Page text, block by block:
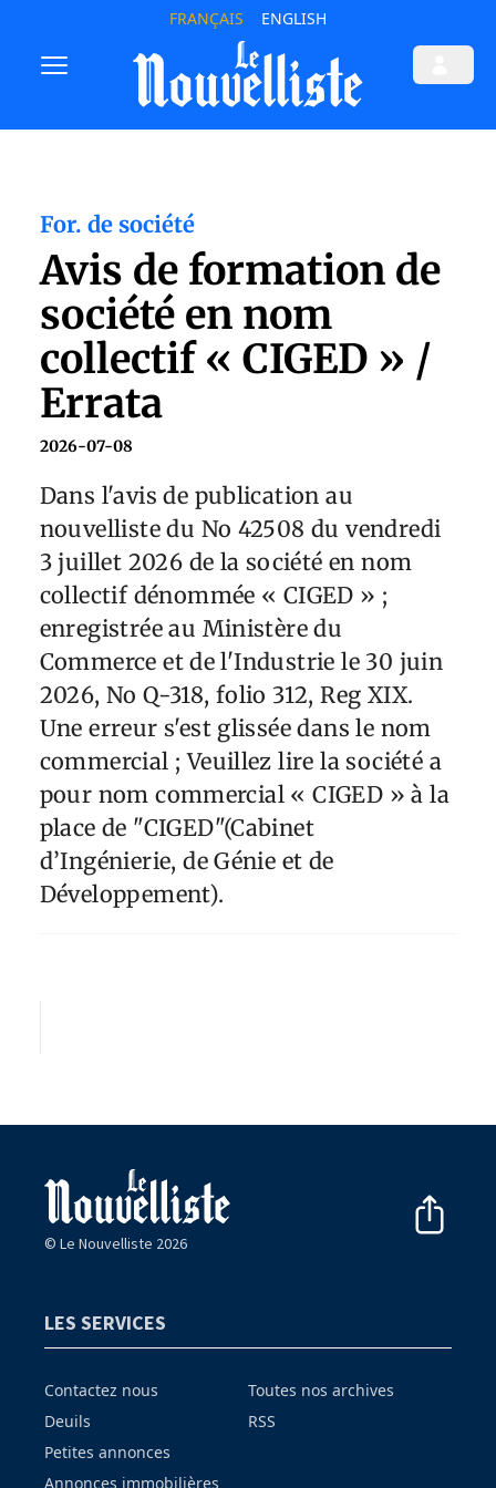
FRANÇAIS ENGLISH
For. de société
Avis de formation de
société en nom
collectif « CIGED » /
Errata
2026-07-08
Dans l'avis de publication au
nouvelliste du No 42508 du vendredi
3 juillet 2026 de la société en nom
collectif dénommée « CIGED » ;
enregistrée au Ministère du
Commerce et de l'Industrie le 30 juin
2026, No Q-318, folio 312, Reg XIX.
Une erreur s'est glissée dans le nom
commercial ; Veuillez lire la société a
pour nom commercial « CIGED » à la
place de "CIGED"(Cabinet
d’Ingénierie, de Génie et de
Développement).
© Le Nouvelliste 2026
LES SERVICES
Contactez nous
Deuils
Petites annonces
Annonces immobilières
Toutes nos archives
RSS